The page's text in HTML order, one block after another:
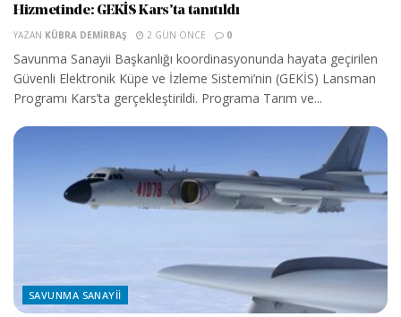
Hizmetinde: GEKİS Kars’ta tanıtıldı
YAZAN KÜBRA DEMIRBAŞ 2 GÜN ÖNCE 0
Savunma Sanayii Başkanlığı koordinasyonunda hayata geçirilen
Güvenli Elektronik Küpe ve İzleme Sistemi’nin (GEKİS) Lansman
Programı Kars’ta gerçekleştirildi. Programa Tarım ve...
SAVUNMA SANAYII